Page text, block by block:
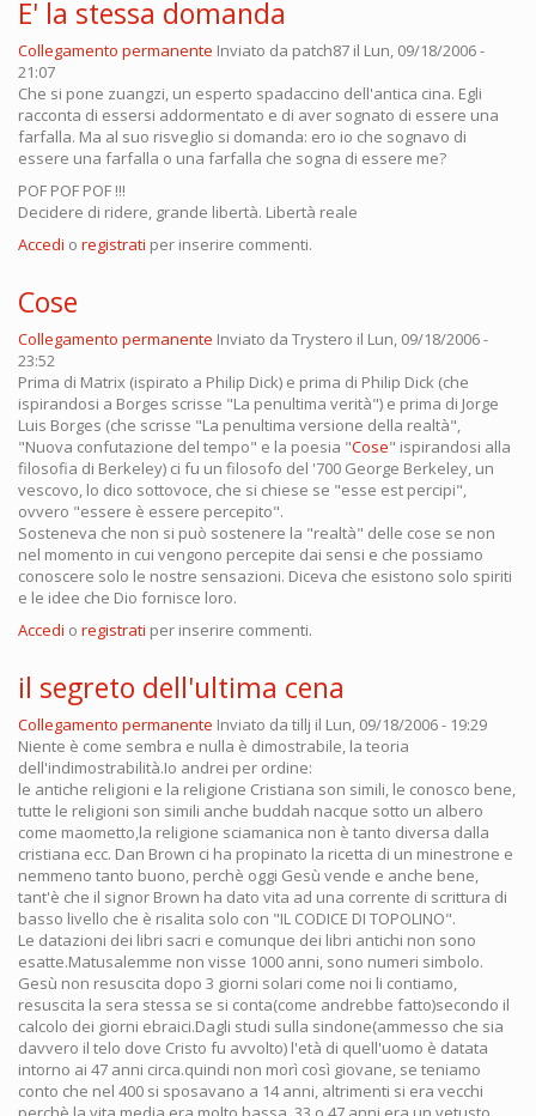
E' la stessa domanda
Collegamento permanente Inviato da patch87 il Lun, 09/18/2006 -
21:07
Che si pone zuangzi, un esperto spadaccino dell'antica cina. Egli
racconta di essersi addormentato e di aver sognato di essere una
farfalla. Ma al suo risveglio si domanda: ero io che sognavo di
essere una farfalla o una farfalla che sogna di essere me?
POF POF POF !!!
Decidere di ridere, grande libertà. Libertà reale
Accedi o registrati per inserire commenti.
Cose
Collegamento permanente Inviato da Trystero il Lun, 09/18/2006 -
23:52
Prima di Matrix (ispirato a Philip Dick) e prima di Philip Dick (che
ispirandosi a Borges scrisse "La penultima verità") e prima di Jorge
Luis Borges (che scrisse "La penultima versione della realtà",
"Nuova confutazione del tempo" e la poesia "Cose" ispirandosi alla
filosofia di Berkeley) ci fu un filosofo del '700 George Berkeley, un
vescovo, lo dico sottovoce, che si chiese se "esse est percipi",
ovvero "essere è essere percepito".
Sosteneva che non si può sostenere la "realtà" delle cose se non
nel momento in cui vengono percepite dai sensi e che possiamo
conoscere solo le nostre sensazioni. Diceva che esistono solo spiriti
e le idee che Dio fornisce loro.
Accedi o registrati per inserire commenti.
il segreto dell'ultima cena
Collegamento permanente Inviato da tillj il Lun, 09/18/2006 - 19:29
Niente è come sembra e nulla è dimostrabile, la teoria
dell'indimostrabilità.Io andrei per ordine:
le antiche religioni e la religione Cristiana son simili, le conosco bene,
tutte le religioni son simili anche buddah nacque sotto un albero
come maometto,la religione sciamanica non è tanto diversa dalla
cristiana ecc. Dan Brown ci ha propinato la ricetta di un minestrone e
nemmeno tanto buono, perchè oggi Gesù vende e anche bene,
tant'è che il signor Brown ha dato vita ad una corrente di scrittura di
basso livello che è risalita solo con "IL CODICE DI TOPOLINO".
Le datazioni dei libri sacri e comunque dei libri antichi non sono
esatte.Matusalemme non visse 1000 anni, sono numeri simbolo.
Gesù non resuscita dopo 3 giorni solari come noi li contiamo,
resuscita la sera stessa se si conta(come andrebbe fatto)secondo il
calcolo dei giorni ebraici.Dagli studi sulla sindone(ammesso che sia
davvero il telo dove Cristo fu avvolto) l'età di quell'uomo è datata
intorno ai 47 anni circa.quindi non morì così giovane, se teniamo
conto che nel 400 si sposavano a 14 anni, altrimenti si era vecchi